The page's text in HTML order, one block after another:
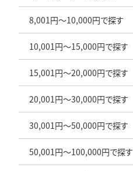
8,001円～10,000円で探す
10,001円～15,000円で探す
15,001円～20,000円で探す
20,001円～30,000円で探す
30,001円～50,000円で探す
50,001円～100,000円で探す